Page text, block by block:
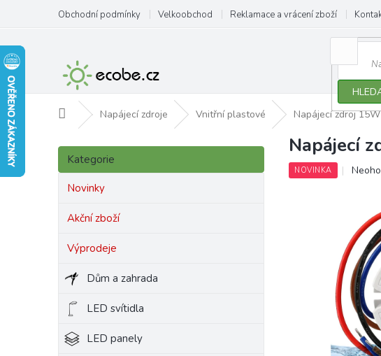
obsah
Obchodní podmínky Velkoobchod Reklamace a vrácení zboží
Domů Napájecí zdroje Vnitřní plastové Napájecí zdroj
P
s
p
Přeskočit
kategorie
Kategorie
Novinky
Akční zboží
Výprodeje
Dům a zahrada
LED svítidla
LED panely
Napájecí
NOVINKA
0,0
z
5